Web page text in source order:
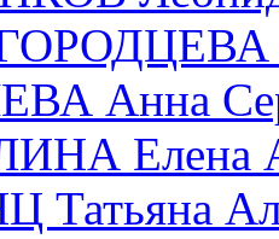
Анна
Елена